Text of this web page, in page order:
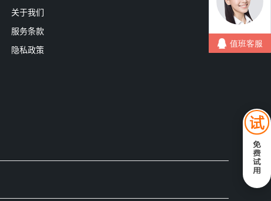
关于我们
服务条款
隐私政策